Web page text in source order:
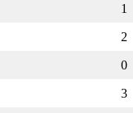
1
2
0
3